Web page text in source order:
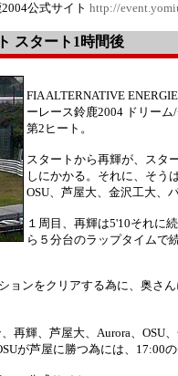
公式サイト http://
スタート1時間後
FIA ALTERNATIVE
ーレース鈴鹿2004 ドリー
第2ヒート。
スタートから再輝が、スタ
しにかかる。それに、そう
OSU、芦屋大、金沢工大、
１周目、再輝は5'10それに
ら５分台のラップタイムで続
ョンをクリアする為に、奥さ
再輝、芦屋大、Aurora、OSU
が芦屋に勝つ為には、